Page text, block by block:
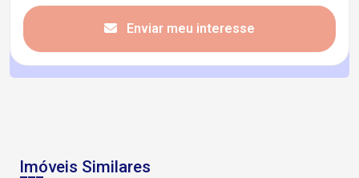
Enviar meu interesse
Imóveis Similares